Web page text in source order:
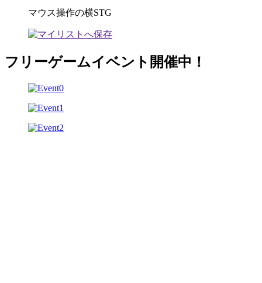
マウス操作の横STG
フリーゲームイベント開催中！